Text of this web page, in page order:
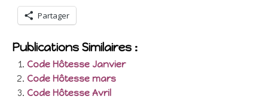
Partager
Publications Similaires :
Code Hôtesse Janvier
Code Hôtesse mars
Code Hôtesse Avril